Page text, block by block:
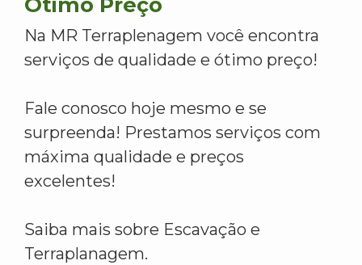
Na MR Terraplenagem você encontra
serviços de qualidade e ótimo preço!
Fale conosco hoje mesmo e se
surpreenda! Prestamos serviços com
máxima qualidade e preços
excelentes!
Saiba mais sobre Escavação e
Terraplanagem.